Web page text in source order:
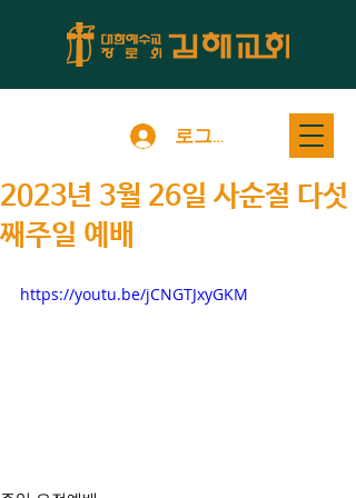
로그인
2023년 3월 26일 사순절 다섯
째주일 예배
https://youtu.be/jCNGTJxyGKM